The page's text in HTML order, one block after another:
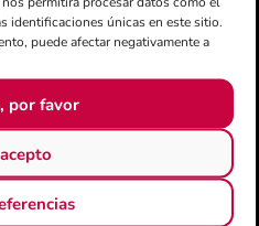
identificaciones únicas en este sitio.
puede afectar negativamente a
por favor
Calendar